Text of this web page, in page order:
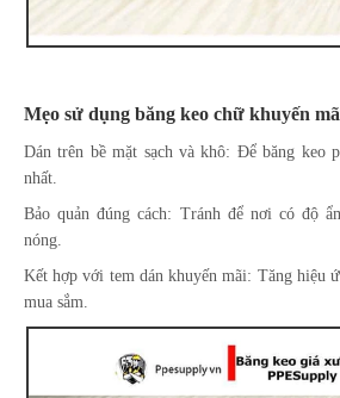
Mẹo sử dụng băng keo chữ khuyến
Dán trên bề mặt sạch và khô: Để băng keo
nhất.
Bảo quản đúng cách: Tránh để nơi có độ
nóng.
Kết hợp với tem dán khuyến mãi: Tăng hiệu
mua sắm.